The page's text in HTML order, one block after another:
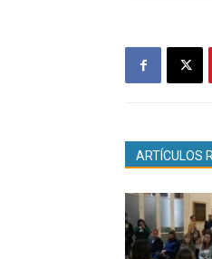
ARTÍCULOS